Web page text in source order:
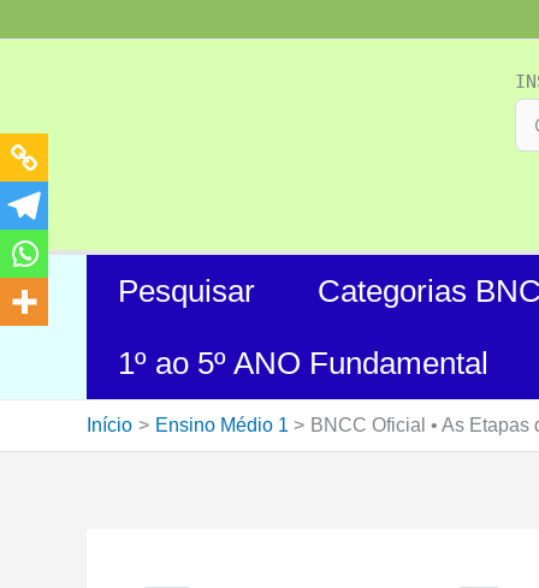
para
Pesquisar
Categorias
1º ao 5º ANO Fundamental
Início Ensino Médio 1 BNCC Oficial • As